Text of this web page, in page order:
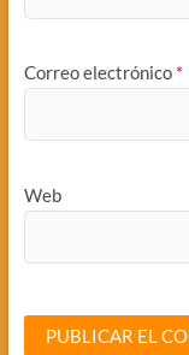
Correo electrónico *
Web